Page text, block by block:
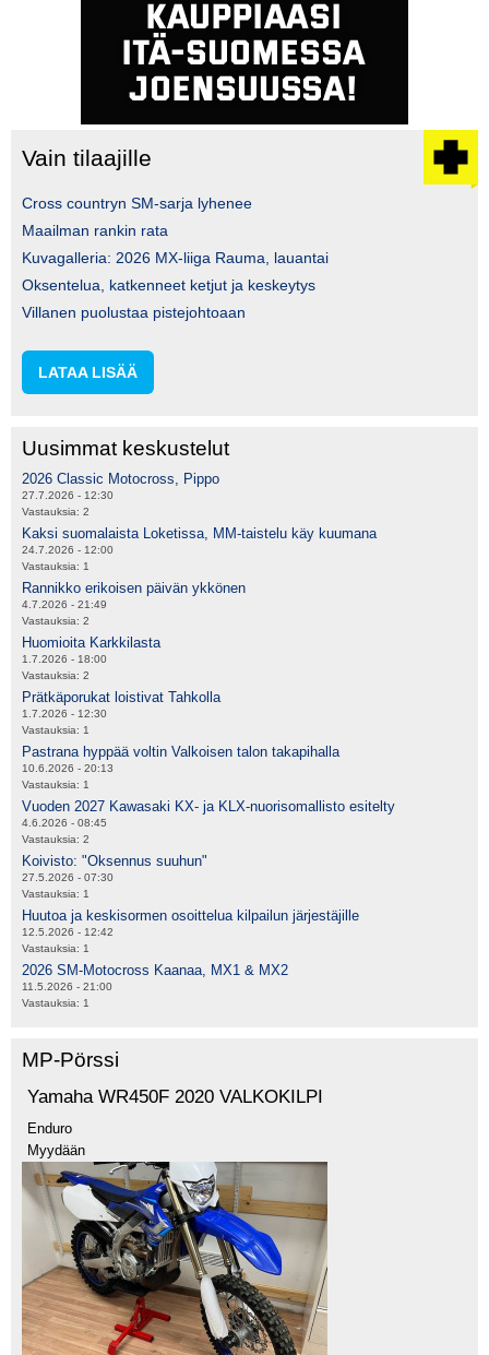
Vain tilaajille
Cross countryn SM-sarja lyhenee
Maailman rankin rata
Kuvagalleria: 2026 MX-liiga Rauma, lauantai
Oksentelua, katkenneet ketjut ja keskeytys
Villanen puolustaa pistejohtoaan
LATAA LISÄÄ
Uusimmat keskustelut
2026 Classic Motocross, Pippo
27.7.2026 - 12:30
Vastauksia: 2
Kaksi suomalaista Loketissa, MM-taistelu käy kuumana
24.7.2026 - 12:00
Vastauksia: 1
Rannikko erikoisen päivän ykkönen
4.7.2026 - 21:49
Vastauksia: 2
Huomioita Karkkilasta
1.7.2026 - 18:00
Vastauksia: 2
Prätkäporukat loistivat Tahkolla
1.7.2026 - 12:30
Vastauksia: 1
Pastrana hyppää voltin Valkoisen talon takapihalla
10.6.2026 - 20:13
Vastauksia: 1
Vuoden 2027 Kawasaki KX- ja KLX-nuorisomallisto esitelty
4.6.2026 - 08:45
Vastauksia: 2
Koivisto: "Oksennus suuhun"
27.5.2026 - 07:30
Vastauksia: 1
Huutoa ja keskisormen osoittelua kilpailun järjestäjille
12.5.2026 - 12:42
Vastauksia: 1
2026 SM-Motocross Kaanaa, MX1 & MX2
11.5.2026 - 21:00
Vastauksia: 1
MP-Pörssi
Yamaha WR450F 2020 VALKOKILPI
Enduro
Myydään